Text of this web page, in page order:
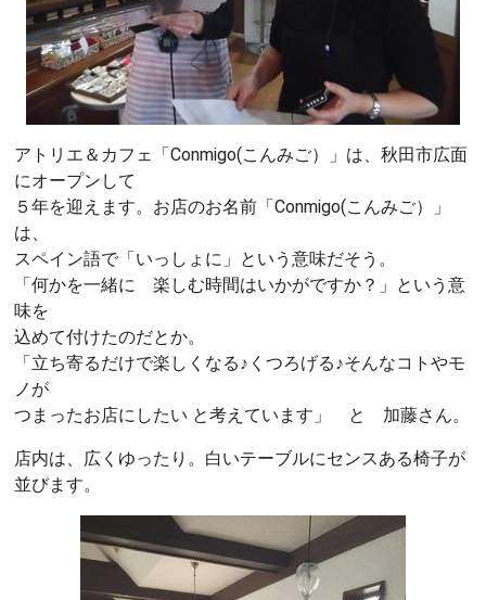
アトリエ＆カフェ「Conmigo(こんみご）」は、秋田市広面
にオープンして
５年を迎えます。お店のお名前「Conmigo(こんみご）」
は、
スペイン語で「いっしょに」という意味だそう。
「何かを一緒に 楽しむ時間はいかがですか？」という意
味を
込めて付けたのだとか。
「立ち寄るだけで楽しくなる♪くつろげる♪そんなコトやモ
ノが
つまったお店にしたい と考えています」 と 加藤さん。
店内は、広くゆったり。白いテーブルにセンスある椅子が
並びます。